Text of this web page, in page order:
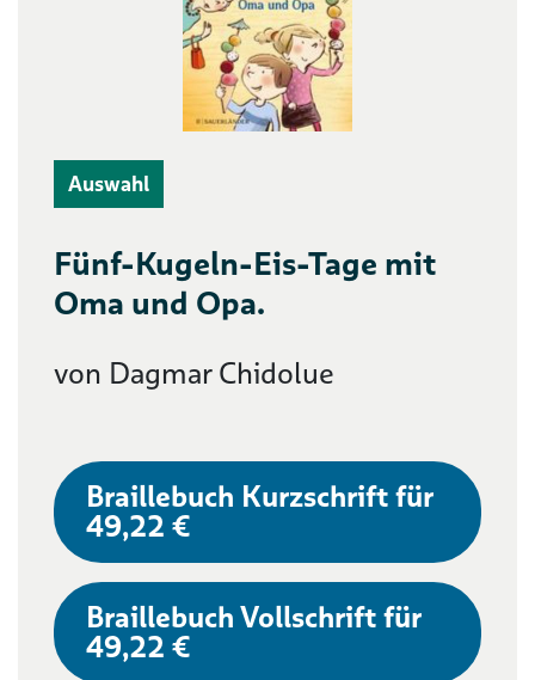
Auswahl
Fünf-Kugeln-Eis-Tage mit
Oma und Opa.
von Dagmar Chidolue
Braillebuch Kurzschrift für
49,22 €
Braillebuch Vollschrift für
49,22 €